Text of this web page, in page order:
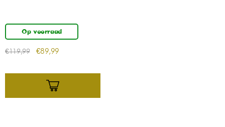
Op voorraad
€119,99 €89,99